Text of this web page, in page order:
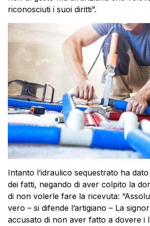
riconosciuti i suoi diritti”.
Intanto l’idraulico sequestrato ha
dei fatti, negando di aver colpito la
di non volerle fare la ricevuta:
vero – si difende l’artigiano – La
accusato di non aver fatto a dovere i